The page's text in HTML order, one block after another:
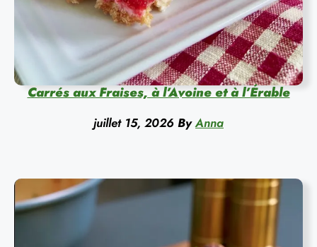
Carrés aux Fraises, à l’Avoine et à l’Érable
juillet 15, 2026 By Anna